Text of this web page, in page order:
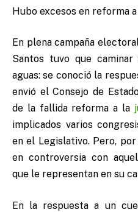
Hubo excesos en reforma
En plena campaña
Santos tuvo que
aguas: se conoció la
envió el Consejo de
de la fallida reforma a la
implicados varios
en el Legislativo. Pero,
en controversia con
que le representan en su
En la respuesta a un